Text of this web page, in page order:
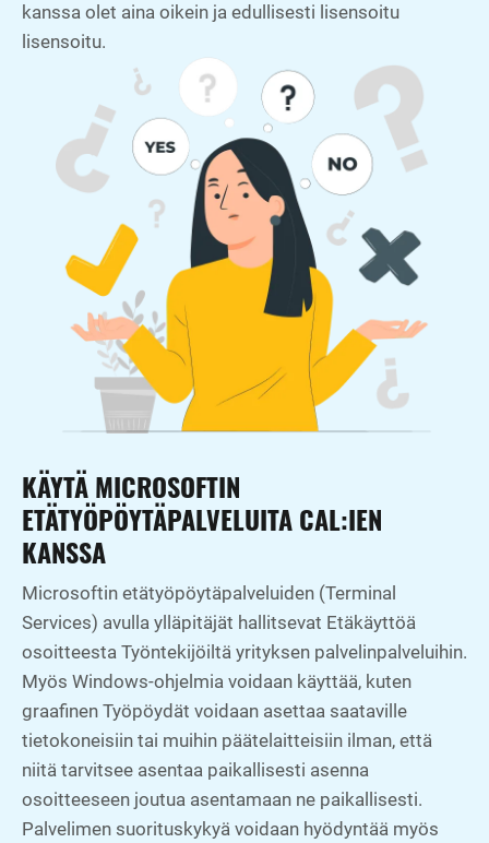
kanssa olet aina oikein ja edullisesti lisensoitu
lisensoitu.
KÄYTÄ MICROSOFTIN
ETÄTYÖPÖYTÄPALVELUITA CAL:IEN
KANSSA
Microsoftin etätyöpöytäpalveluiden (Terminal
Services) avulla ylläpitäjät hallitsevat Etäkäyttöä
osoitteesta Työntekijöiltä yrityksen palvelinpalveluihin.
Myös Windows-ohjelmia voidaan käyttää, kuten
graafinen Työpöydät voidaan asettaa saataville
tietokoneisiin tai muihin päätelaitteisiin ilman, että
niitä tarvitsee asentaa paikallisesti asenna
osoitteeseen joutua asentamaan ne paikallisesti.
Palvelimen suorituskykyä voidaan hyödyntää myös